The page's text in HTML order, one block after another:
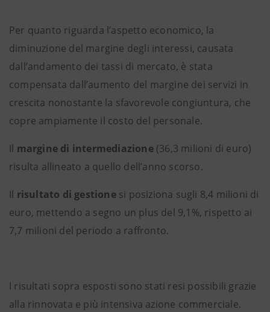
Per quanto riguarda l’aspetto economico, la
diminuzione del margine degli interessi, causata
dall’andamento dei tassi di mercato, è stata
compensata dall’aumento del margine dei servizi in
crescita nonostante la sfavorevole congiuntura, che
copre ampiamente il costo del personale.
Il margine di intermediazione(36,3 milioni di euro)
risulta allineato a quello dell’anno scorso.
Il risultato di gestionesi posiziona sugli 8,4 milioni di
euro, mettendo a segno un plus del 9,1%, rispetto ai
7,7 milioni del periodo a raffronto.
I risultati sopra esposti sono stati resi possibili grazie
alla rinnovata e più intensiva azione commerciale.